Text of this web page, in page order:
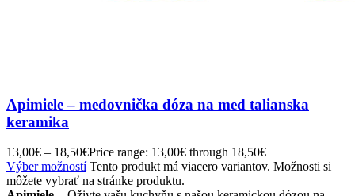
Apimiele – medovnička dóza na med talianska
keramika
13,00€ – 18,50€Price range: 13,00€ through 18,50€
Výber možnostíTento produkt má viacero variantov. Možnosti si
môžete vybrať na stránke produktu.